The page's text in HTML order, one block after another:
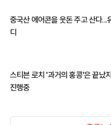
중국산 에어콘을 웃돈 주고 산다...
디
스티븐 로치 '과거의 홍콩'은 끝났
진행중